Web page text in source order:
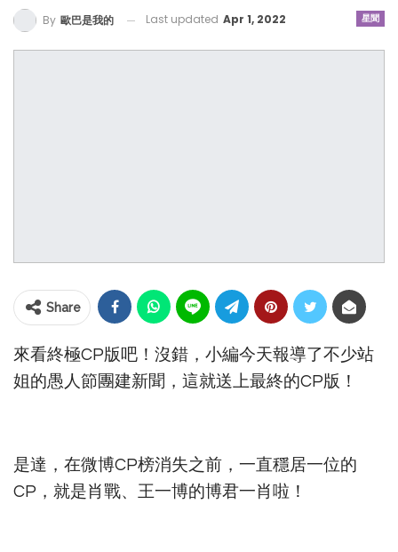
星聞
By 歐巴是我的 Last updated Apr 1, 2022
Share
來看終極CP版吧！沒錯，小編今天報導了不少站
姐的愚人節團建新聞，這就送上最終的CP版！
是達，在微博CP榜消失之前，一直穩居一位的
CP，就是肖戰、王一博的博君一肖啦！